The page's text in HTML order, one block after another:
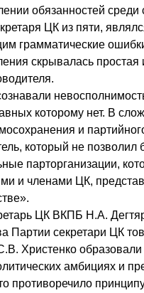
обязанностей
ЦК из пяти,
грамматические
скрывалась
которому нет. В
и
который не позволил
парторганизации,
и членами ЦК,
ЦК ВКПБ Н.А.
Партии секретари ЦК
Христенко
амбициях и
противоречило